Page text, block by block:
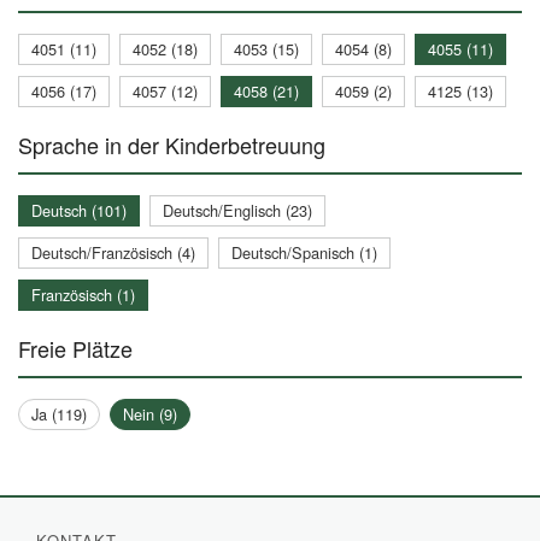
4051 (11) 4052 (18) 4053 (15) 4054 (8)
4055 (11)
4056 (17)
4057 (12) 4058 (21) 4059 (2) 4125 (13)
Sprache in der Kinderbetreuung
Deutsch (101)
Deutsch/Englisch (23)
Deutsch/Französisch (4)
Deutsch/Spanisch (1)
Französisch (1)
Freie Plätze
Ja (119) Nein (9)